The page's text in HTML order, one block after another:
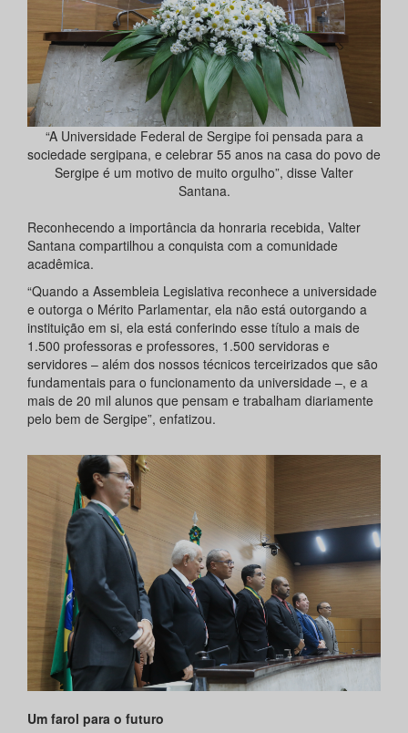
“A Universidade Federal de Sergipe foi pensada para a
sociedade sergipana, e celebrar 55 anos na casa do povo de
Sergipe é um motivo de muito orgulho”, disse Valter
Santana.
Reconhecendo a importância da honraria recebida, Valter
Santana compartilhou a conquista com a comunidade
acadêmica.
“Quando a Assembleia Legislativa reconhece a universidade
e outorga o Mérito Parlamentar, ela não está outorgando a
instituição em si, ela está conferindo esse título a mais de
1.500 professoras e professores, 1.500 servidoras e
servidores – além dos nossos técnicos terceirizados que são
fundamentais para o funcionamento da universidade –, e a
mais de 20 mil alunos que pensam e trabalham diariamente
pelo bem de Sergipe”, enfatizou.
Um farol para o futuro